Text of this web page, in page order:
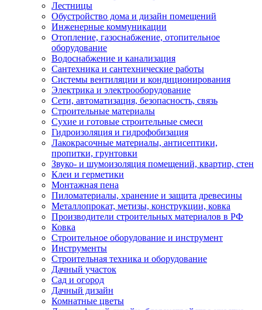
Лестницы
Обустройство дома и дизайн помещений
Инженерные коммуникации
Отопление, газоснабжение, отопительное
оборудование
Водоснабжение и канализация
Сантехника и сантехнические работы
Системы вентиляции и кондиционирования
Электрика и электрооборудование
Сети, автоматизация, безопасность, связь
Строительные материалы
Сухие и готовые строительные смеси
Гидроизоляция и гидрофобизация
Лакокрасочные материалы, антисептики,
пропитки, грунтовки
Звуко- и шумоизоляция помещений, квартир, стен
Клеи и герметики
Монтажная пена
Пиломатериалы, хранение и защита древесины
Металлопрокат, метизы, конструкции, ковка
Производители строительных материалов в РФ
Ковка
Строительное оборудование и инструмент
Инструменты
Строительная техника и оборудование
Дачный участок
Сад и огород
Дачный дизайн
Комнатные цветы